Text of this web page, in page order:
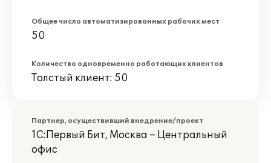
Общее число автоматизированных рабочих мест
50
Количество одновременно работающих клиентов
Толстый клиент: 50
Партнер, осуществивший внедрение/проект
1С:Первый Бит, Москва – Центральный
офис